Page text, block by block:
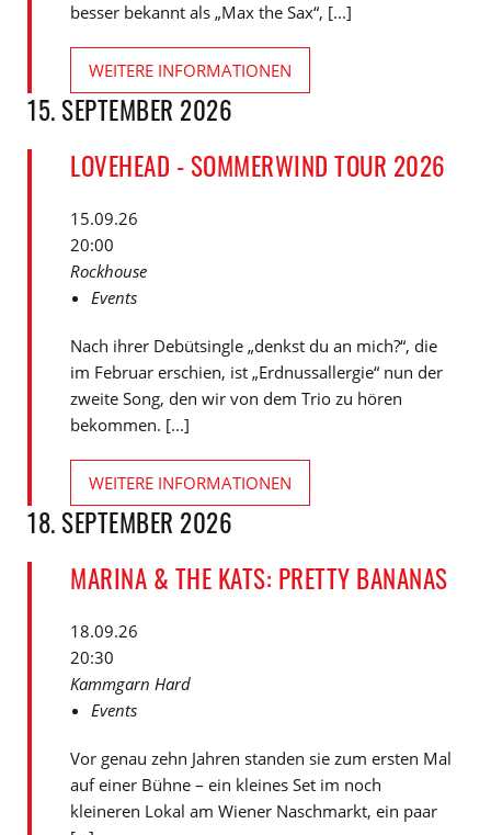
besser bekannt als „Max the Sax“, [...]
WEITERE INFORMATIONEN
15. SEPTEMBER 2026
LOVEHEAD - SOMMERWIND TOUR 2026
15.09.26
20:00
Rockhouse
Events
Nach ihrer Debütsingle „denkst du an mich?“, die
im Februar erschien, ist „Erdnussallergie“ nun der
zweite Song, den wir von dem Trio zu hören
bekommen. [...]
WEITERE INFORMATIONEN
18. SEPTEMBER 2026
MARINA & THE KATS: PRETTY BANANAS
18.09.26
20:30
Kammgarn Hard
Events
Vor genau zehn Jahren standen sie zum ersten Mal
auf einer Bühne – ein kleines Set im noch
kleineren Lokal am Wiener Naschmarkt, ein paar